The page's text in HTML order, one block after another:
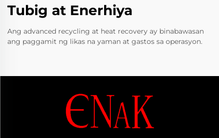
Tubig at Enerhiya
Ang advanced recycling at heat recovery ay binabawasan
ang paggamit ng likas na yaman at gastos sa operasyon.